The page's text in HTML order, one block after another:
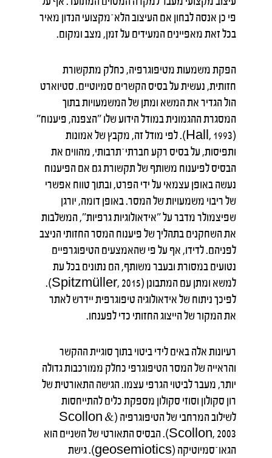
פי כן אנסה לבחון אם העיצוב הלא־מקצועי הנדון מאיר
בכל זאת מאפיינים המעידים על זמן, מצב ומקום.
הפקת משמעות מטיפוגרפיה, כחלק מתקשורת
חזותית, נעשית על בסיס הקשרים סמיוטיים. סטיוארט
הול הגדיר את המשא ומתן של המשמעויות בתוך
המסגרת ההגמונית במודל הידוע שלו "הצפנה, פיענוח"
(Hall, 1993). לפי מודל זה, מקבץ של אמונות
ותפיסות, על בסיס רקע חברתי־תרבותי, מהווים את
הבסיס לפיענוח משותף של תקשורת גם אם הפיענוח
נעשה באופן עצמאי על ידי הפרט, ובתוך טווח אפשרי
של ריבוי משמעויות של המסר. באופן דומה, יורגן
שפיצמולר מדבר על "אידאולוגיות גרפיות", המשלבות
את השחקנים בתהליך של פיענוח המסר החזותי הניצב
לפניהם. לדידו, אף על פי שהאמצעים הטיפוגרפיים
נטועים במסורת ובעבר משותף, הם נתונים בכל עת
למשא ומתן עם המתבונן (Spitzmüller, 2015).
לפיכך ניתוח של אידאולוגיה טיפוגרפית יידרש לאתר
את המקור של הייצוג החזותי כדי לפענחו.
רעיונות אלה באים לידי ביטוי בתוך סוגיית ההקשר
והראייה של המסר הטיפוגרפי כחלק ממורכבות גדולה
יותר, מעבר לביטוי הגרפי עצמו. הגישה התאורטית של
רון סקולון וסוזי סקולון מספקת כלים להתייחסות
לשילוב המרחבי של הטיפוגרפיה (Scollon &
Scollon, 2003). הבסיס התאורטי של השניים הוא
הגאו־סמיוטיקה (geosemiotics). גישת